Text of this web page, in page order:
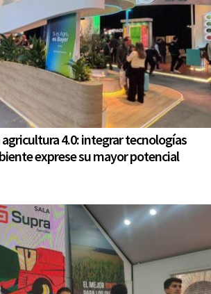
agricultura 4.0: integrar tecnologías
exprese su mayor potencial